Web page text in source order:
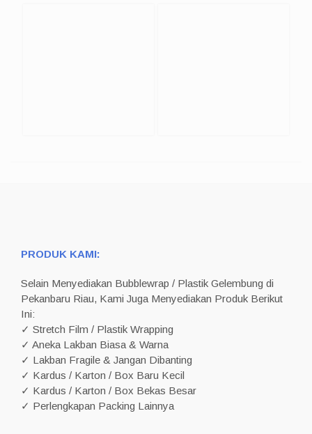
PRODUK KAMI:
Selain Menyediakan Bubblewrap / Plastik Gelembung di
Pekanbaru Riau, Kami Juga Menyediakan Produk Berikut
Ini:
✓ Stretch Film / Plastik Wrapping
✓ Aneka Lakban Biasa & Warna
✓ Lakban Fragile & Jangan Dibanting
✓ Kardus / Karton / Box Baru Kecil
✓ Kardus / Karton / Box Bekas Besar
✓ Perlengkapan Packing Lainnya